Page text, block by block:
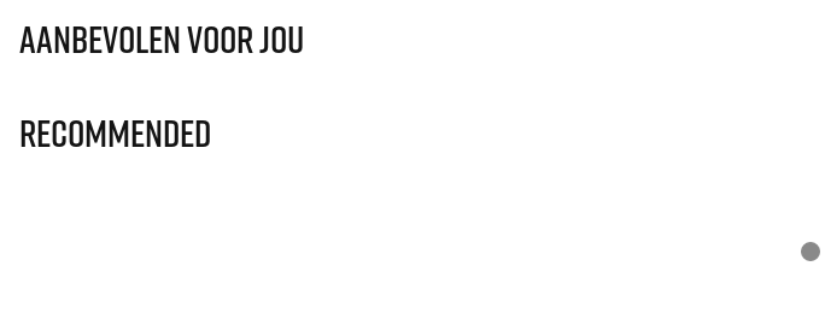
Aanbevolen voor jou
Recommended